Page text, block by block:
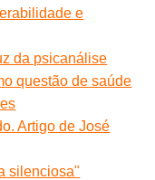
e
da psicanálise
questão de saúde
Artigo de José
silenciosa"